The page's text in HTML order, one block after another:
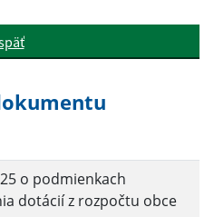
o podmienkach
dotácií z rozpočtu obce